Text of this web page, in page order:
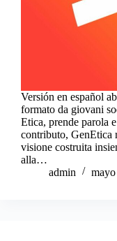
Versión en español
formato da giovani
Etica, prende parola
contributo, GenEtica
visione costruita
alla…
admin